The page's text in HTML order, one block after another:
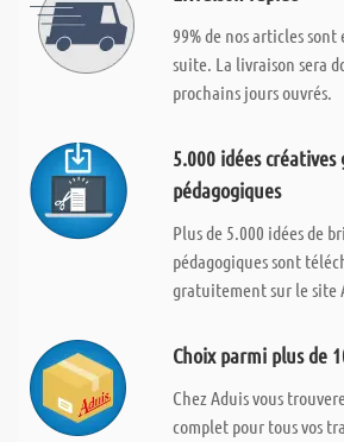
99% de nos articles
suite. La livraison sera
prochains jours ouvrés.
5.000 idées
pédagogiques
Plus de 5.000 idées de
pédagogiques sont
gratuitement sur le site
Choix parmi plus de
Chez Aduis vous
complet pour tous vos